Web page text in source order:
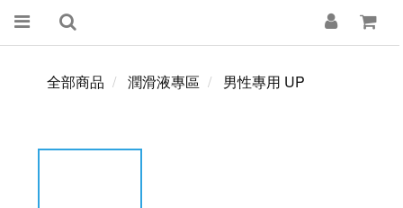
全部商品 潤滑液專區 男性專用 UP